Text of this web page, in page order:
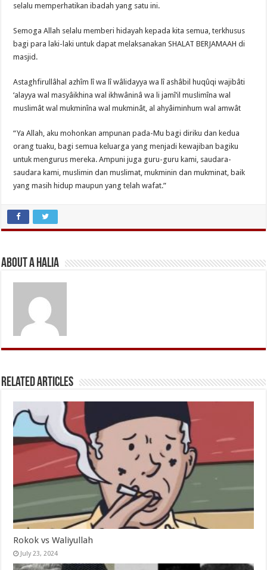
selalu memperhatikan ibadah yang satu ini.
Semoga Allah selalu memberi hidayah kepada kita semua, terkhusus
bagi para laki-laki untuk dapat melaksanakan SHALAT BERJAMAAH di
masjid.
Astaghfirullâhal azhîm lî wa lî wâlidayya wa lî ashâbil huqûqi wajibâti
‘alayya wal masyâikhina wal ikhwâninâ wa li jamî’il muslimîna wal
muslimât wal mukminîna wal mukminât, al ahyâiminhum wal amwât
“Ya Allah, aku mohonkan ampunan pada-Mu bagi diriku dan kedua
orang tuaku, bagi semua keluarga yang menjadi kewajiban bagiku
untuk mengurus mereka. Ampuni juga guru-guru kami, saudara-
saudara kami, muslimin dan muslimat, mukminin dan mukminat, baik
yang masih hidup maupun yang telah wafat.”
About A Halia
Related Articles
Rokok vs Waliyullah
July 23, 2024